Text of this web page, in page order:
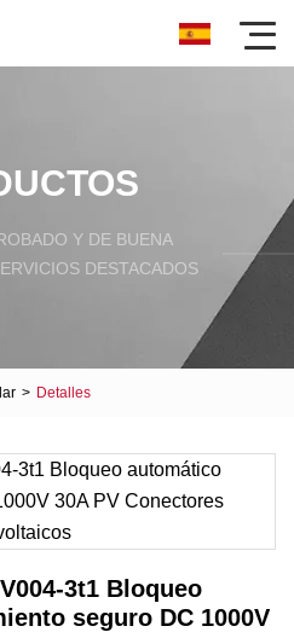
Y DE BUENA
DESTACADOS
> Detalles
3t1 Bloqueo
seguro DC 1000V